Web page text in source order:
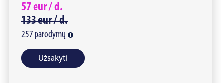
57eur /d.
133eur /d.
257 parodymų
Užsakyti